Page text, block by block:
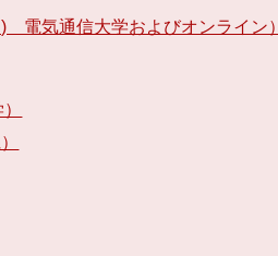
電気通信大学およびオンライン）